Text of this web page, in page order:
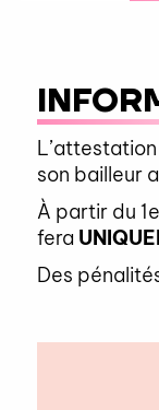
son bailleur
À partir du
fera
Des